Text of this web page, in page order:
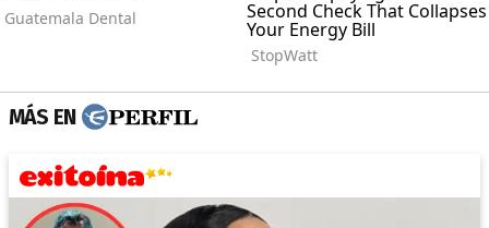
MÁS EN